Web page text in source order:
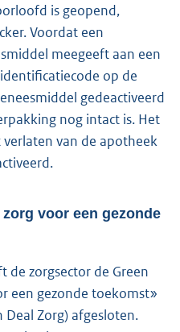
is geopend,
Voordat een
meegeeft aan een
op de
gedeactiveerd
nog intact is. Het
van de apotheek
voor een gezonde
de zorgsector de Green
een gezonde toekomst»
Zorg) afgesloten.